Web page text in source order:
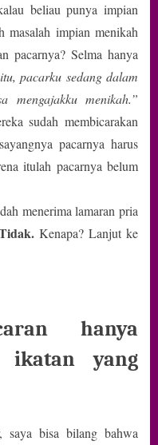
beliau punya impian
masalah impian menikah
pacarnya? Selma hanya
pacarku sedang dalam
mengajakku menikah.”
sudah membicarakan
pacarnya harus
itulah pacarnya belum
menerima lamaran pria
Kenapa? Lanjut ke
hanya
ikatan yang
saya bisa bilang bahwa